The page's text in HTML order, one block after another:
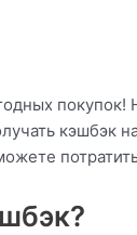
покупок!
кэшбэк